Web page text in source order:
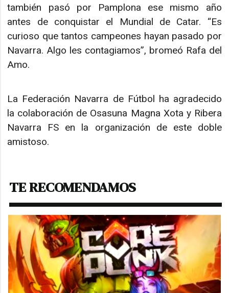
también pasó por Pamplona ese mismo año
antes de conquistar el Mundial de Catar. “Es
curioso que tantos campeones hayan pasado por
Navarra. Algo les contagiamos”, bromeó Rafa del
Amo.
La Federación Navarra de Fútbol ha agradecido
la colaboración de Osasuna Magna Xota y Ribera
Navarra FS en la organización de este doble
amistoso.
TE RECOMENDAMOS